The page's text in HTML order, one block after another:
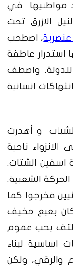
مواطنيها في
الازرق تحت
، اصطحب
استدرار عاطفة
للدولة. واصطف
انسانية
و أهدرت
ناحية
اسفين الشتات.
الشعبية.
فخرجوا كما
كان بعبع مخيف
بحب عموم
اساسية لبناء
والرقي، ولكن